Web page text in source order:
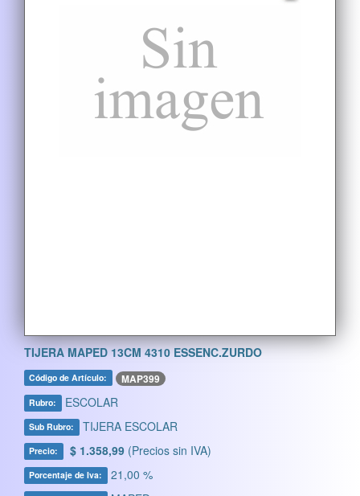
TIJERA MAPED 13CM 4310 ESSENC.ZURDO
Código de Artículo: MAP399
Rubro: ESCOLAR
Sub Rubro: TIJERA ESCOLAR
Precio: $ 1.358,99 (Precios sin IVA)
Porcentaje de Iva: 21,00 %